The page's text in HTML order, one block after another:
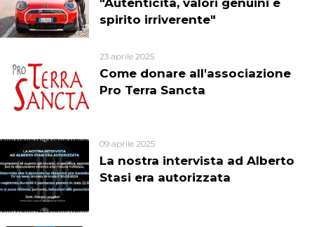
"Autenticità, valori genuini e
spirito irriverente"
Come donare all'associazione
Pro Terra Sancta
23 aprile 2025
La nostra intervista ad Alberto
Stasi era autorizzata
09 aprile 2025